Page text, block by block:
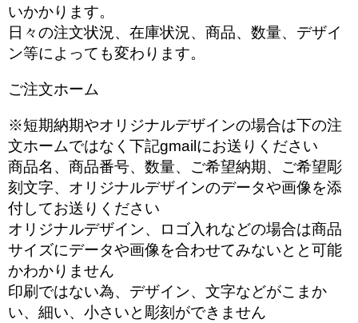
いかかります。
日々の注文状況、在庫状況、商品、数量、デザイ
ン等によっても変わります。
ご注文ホーム
※短期納期やオリジナルデザインの場合は下の注
文ホームではなく下記gmailにお送りください
商品名、商品番号、数量、ご希望納期、ご希望彫
刻文字、オリジナルデザインのデータや画像を添
付してお送りください
オリジナルデザイン、ロゴ入れなどの場合は商品
サイズにデータや画像を合わせてみないとと可能
かわかりません
印刷ではない為、デザイン、文字などがこまか
い、細い、小さいと彫刻ができません